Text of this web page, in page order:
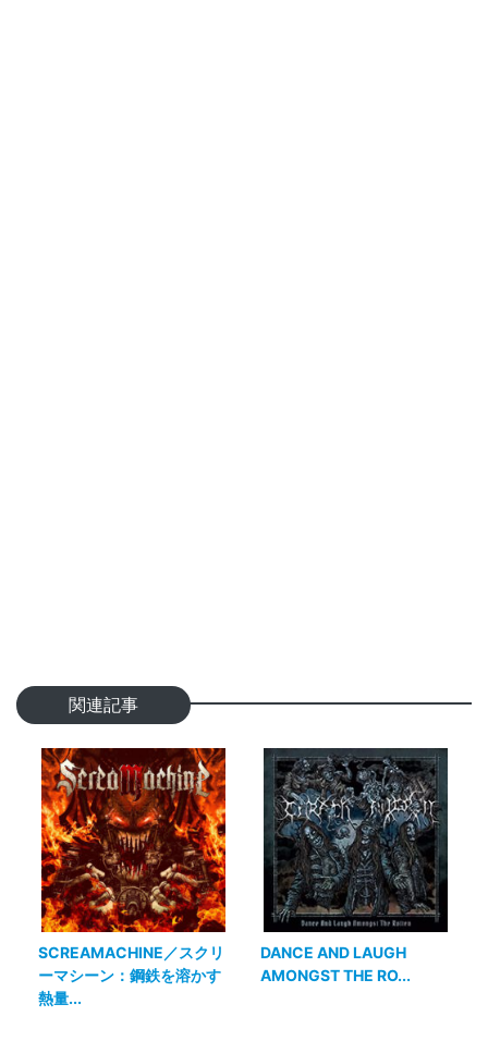
関連記事
SCREAMACHINE／スクリ
ーマシーン：鋼鉄を溶かす
熱量...
DANCE AND LAUGH
AMONGST THE RO...